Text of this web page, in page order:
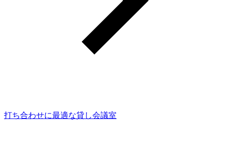
打ち合わせに最適な貸し会議室